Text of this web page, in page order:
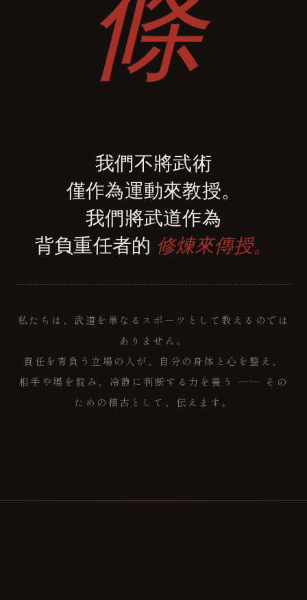
條
我們不將武術
僅作為運動來教授。
我們將武道作為
背負重任者的 修煉來傳授。
私たちは、武道を単なるスポーツとして教えるのでは
ありません。
責任を背負う立場の人が、自分の身体と心を整え、
相手や場を読み、冷静に判断する力を養う ―― その
ための稽古として、伝えます。